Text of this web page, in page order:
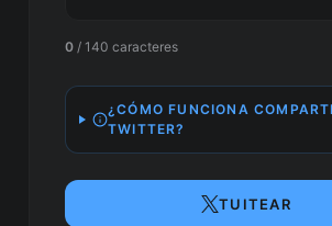
0 / 140 caracteres
¿CÓMO FUNCIONA
TWITTER?
TUITEAR